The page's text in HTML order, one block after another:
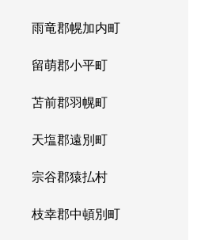
雨竜郡幌加内町
留萌郡小平町
苫前郡羽幌町
天塩郡遠別町
宗谷郡猿払村
枝幸郡中頓別町